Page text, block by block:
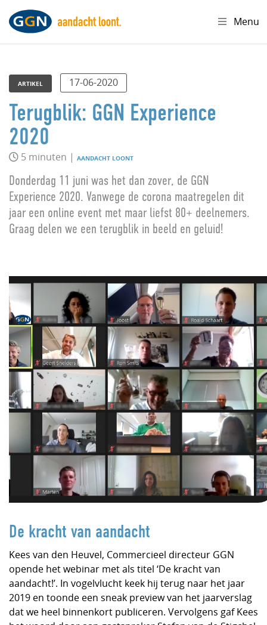
Menu
ARTIKEL 17-06-2020
Terugblik: GGN Experience
2020
5 minuten | AANDACHT LOONT
Donderdag 11 juni was het dan zover, de GGN
Experience 2020. Vanwege de corona maatregelen dit
jaar een online event met maar liefst 80+ deelnemers.
Graag delen we een terugblik in beeld en geluid!
De kracht van aandacht
Kees van den Heuvel, Commercieel directeur GGN
opende het webinar met als titel ‘De kracht van
aandacht!’. In vogelvlucht keek hij terug naar het jaar
2019 en toonde een sneak preview van het jaarverslag
dat we heel binnenkort publiceren. Vervolgens gaf Kees